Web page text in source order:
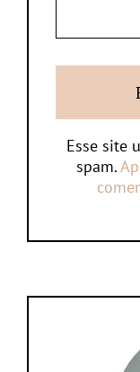
Esse site
spam.